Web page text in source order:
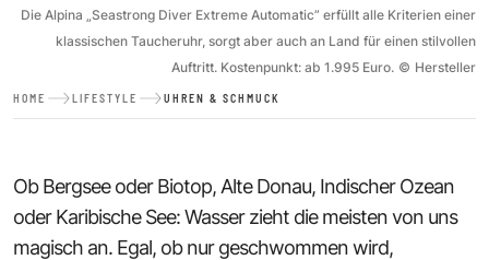
Die Alpina „Seastrong Diver Extreme Automatic” erfüllt alle Kriterien einer
klassischen Taucheruhr, sorgt aber auch an Land für einen stilvollen
Auftritt. Kostenpunkt: ­ab 1.995 Euro. © Hersteller
HOME LIFESTYLE UHREN & SCHMUCK
Ob Bergsee oder Biotop, Alte Donau, Indischer Ozean
oder Karibische See: Wasser zieht die meisten von uns
magisch an. Egal, ob nur geschwommen wird,